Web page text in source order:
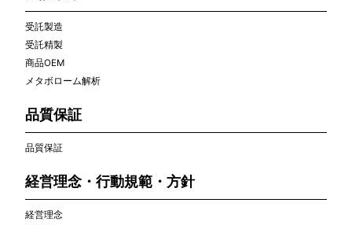
受託製造
受託精製
商品OEM
メタボローム解析
品質保証
品質保証
経営理念・行動規範・方針
経営理念